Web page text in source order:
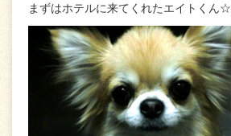
まずはホテルに来てくれたエイトくん☆